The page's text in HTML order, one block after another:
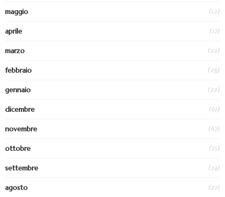
maggio (12)
aprile (17)
marzo (22)
febbraio (28)
gennaio (22)
dicembre (61)
novembre (67)
ottobre (75)
settembre (74)
agosto (27)